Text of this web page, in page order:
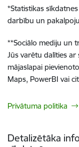
*Statistikas
darbību un
**Sociālo mediju un
Jūs varētu dalīties
mājaslapai
Maps, PowerBI vai
Privātuma politika
Detalizētāka